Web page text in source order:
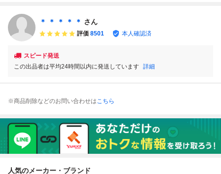
８本まで同梱可
簡易清掃済 FC
ファミコン
ンク品♪
＊ ＊ ＊ ＊ ＊ さん
評価 8501 本人確認済
スピード発送
この出品者は平均24時間以内に発送しています 詳細
※商品削除などのお問い合わせはこちら
人気のメーカー・ブランド